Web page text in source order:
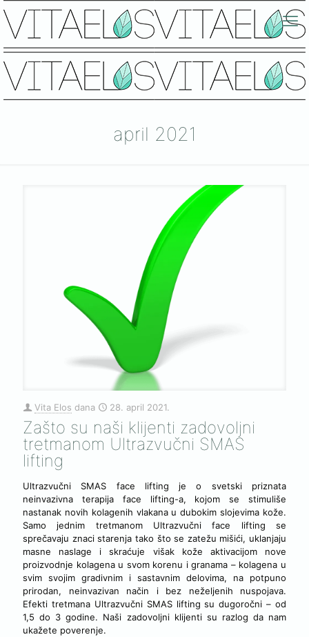
april 2021
Vita Elos dana 28. april 2021.
Zašto su naši klijenti zadovoljni
tretmanom Ultrazvučni SMAS
lifting
Ultrazvučni SMAS face lifting je o svetski priznata
neinvazivna terapija face lifting-a, kojom se stimuliše
nastanak novih kolagenih vlakana u dubokim slojevima kože.
Samo jednim tretmanom Ultrazvučni face lifting se
sprečavaju znaci starenja tako što se zatežu mišići, uklanjaju
masne naslage i skraćuje višak kože aktivacijom nove
proizvodnje kolagena u svom korenu i granama – kolagena u
svim svojim gradivnim i sastavnim delovima, na potpuno
prirodan, neinvazivan način i bez neželjenih nuspojava.
Efekti tretmana Ultrazvučni SMAS lifting su dugoročni – od
1,5 do 3 godine. Naši zadovoljni klijenti su razlog da nam
ukažete poverenje.